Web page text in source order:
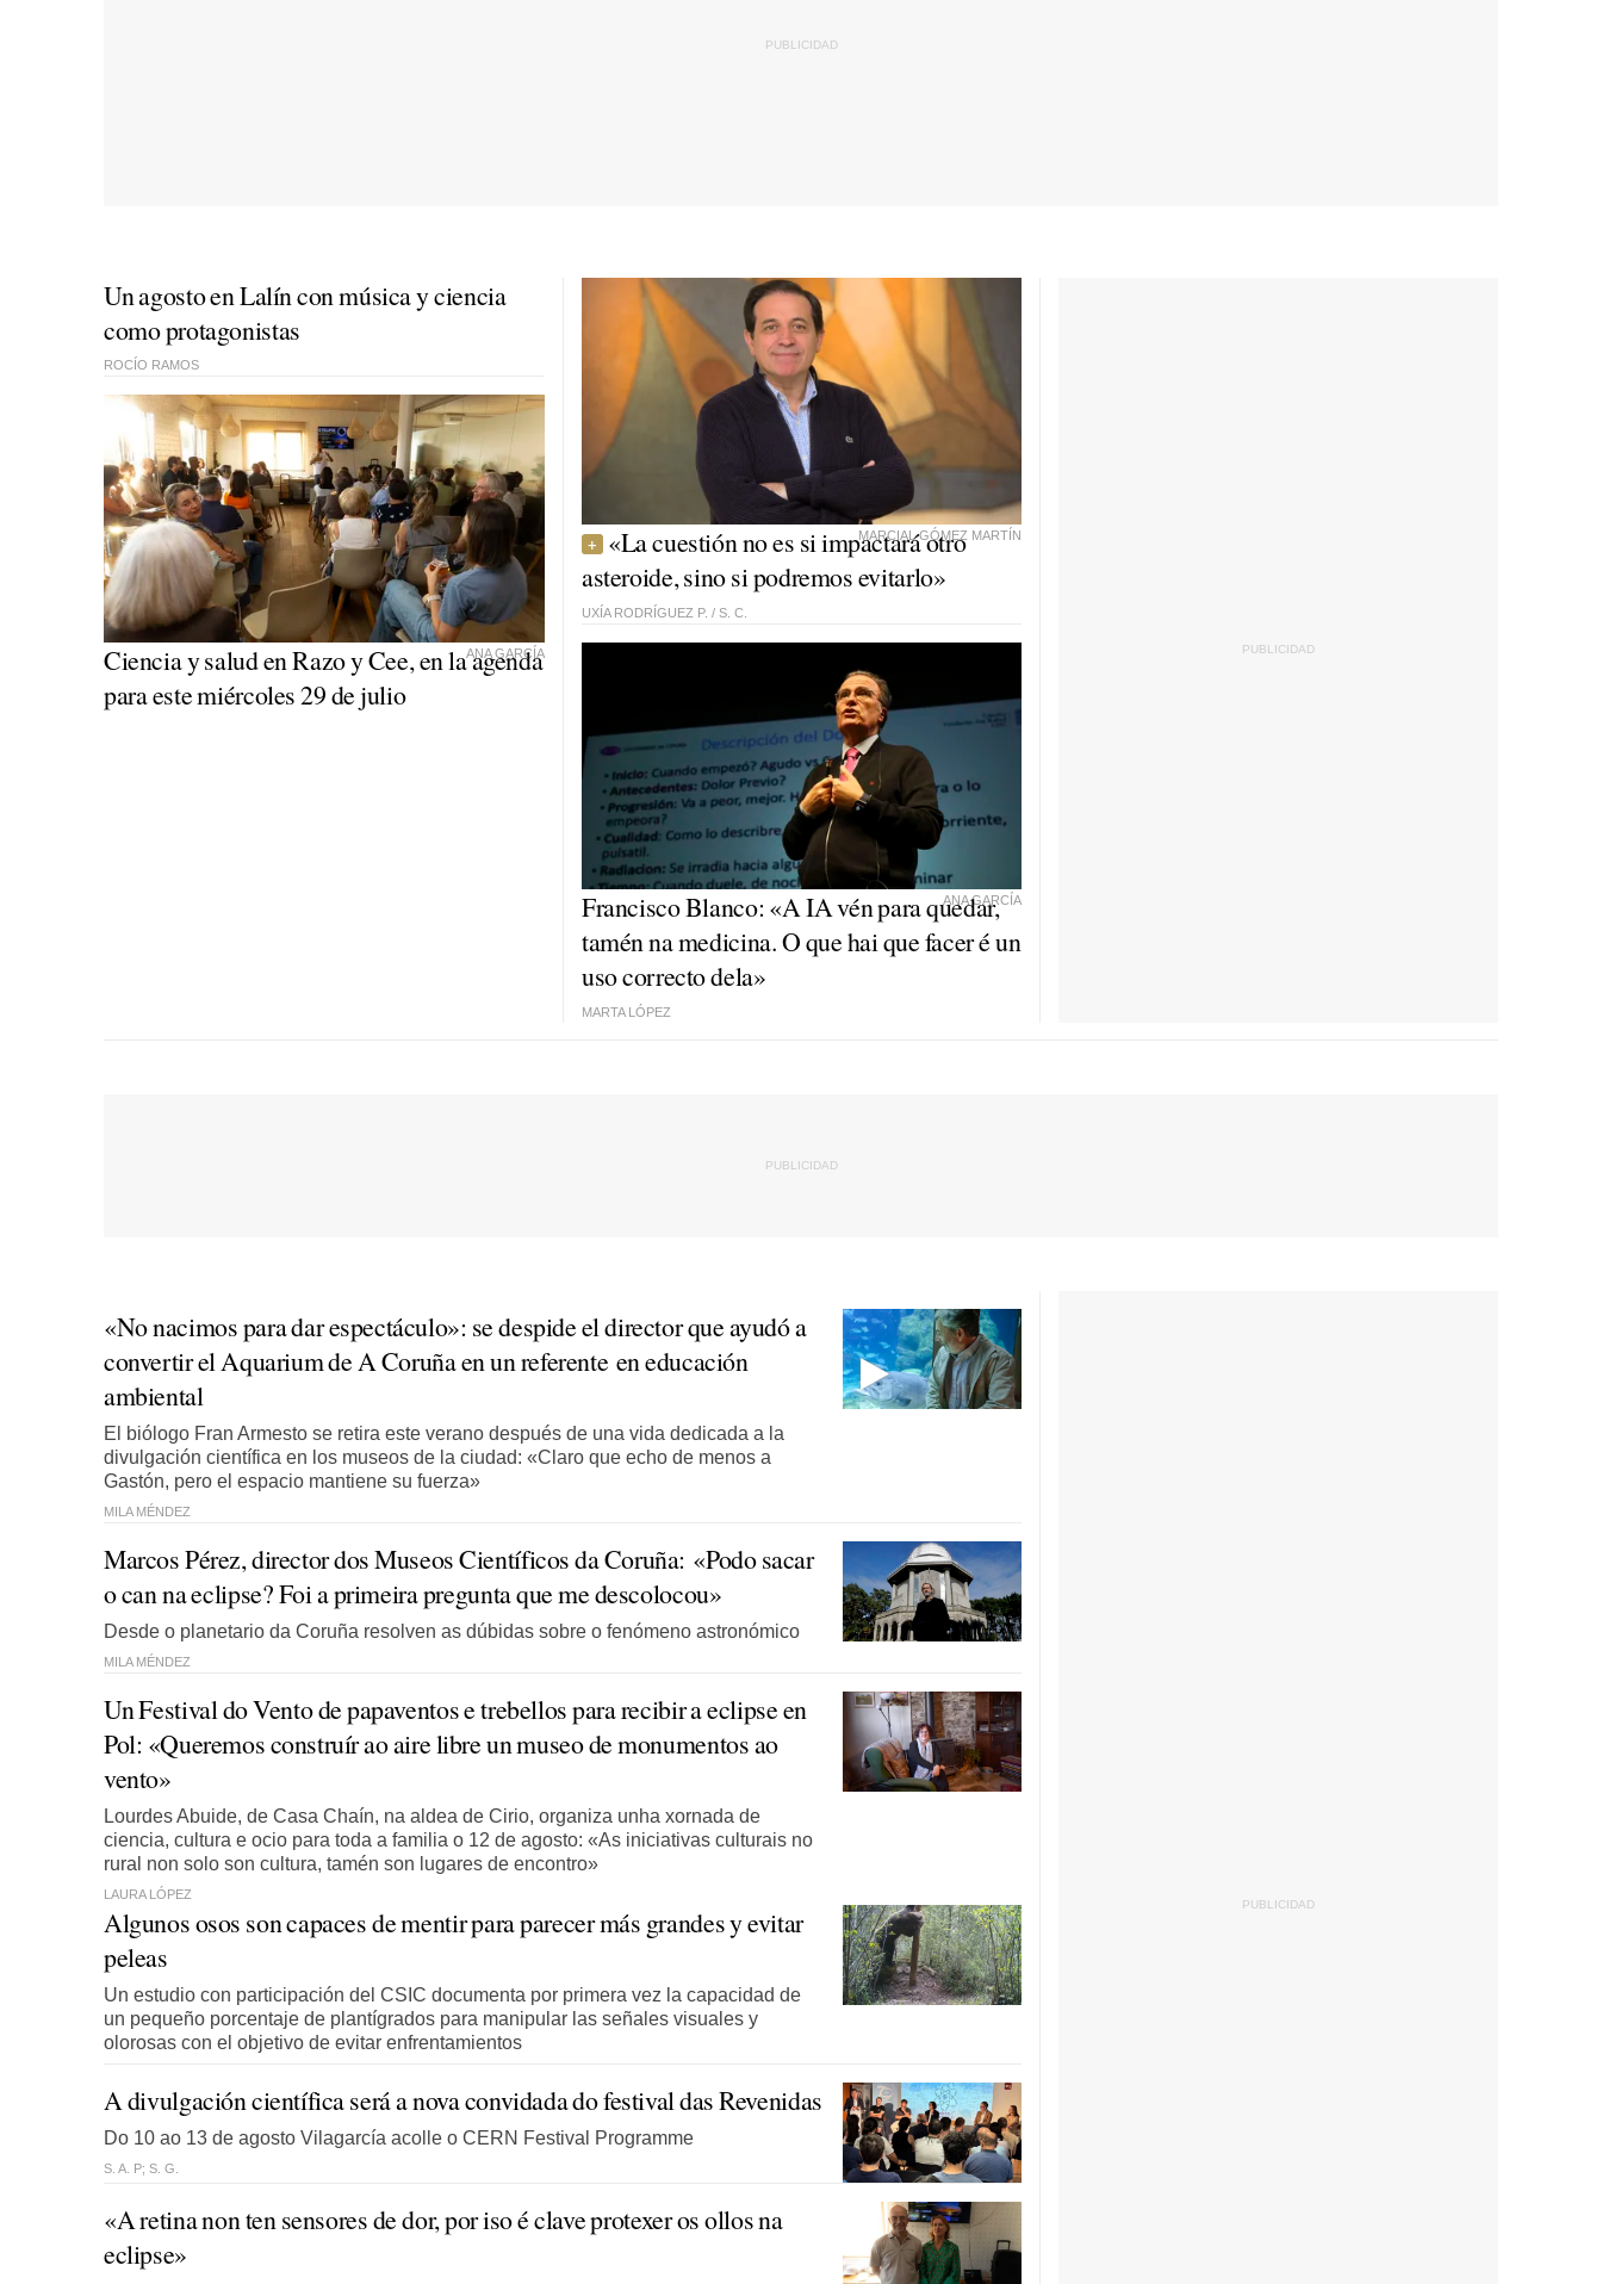
Un agosto en Lalín con música y ciencia
como protagonistas
ROCÍO RAMOS
ANA GARCÍA
Ciencia y salud en Razo y Cee, en la agenda
para este miércoles 29 de julio
MARCIAL GÓMEZ MARTÍN
«La cuestión no es si impactará otro
asteroide, sino si podremos evitarlo»
UXÍA RODRÍGUEZ P. / S. C.
ANA GARCÍA
Francisco Blanco: «A IA vén para quedar,
tamén na medicina. O que hai que facer é un
uso correcto dela»
MARTA LÓPEZ
«No nacimos para dar espectáculo»: se despide el director que ayudó a
convertir el Aquarium de A Coruña en un referente en educación
ambiental
El biólogo Fran Armesto se retira este verano después de una vida dedicada a la
divulgación científica en los museos de la ciudad: «Claro que echo de menos a
Gastón, pero el espacio mantiene su fuerza»
MILA MÉNDEZ
Marcos Pérez, director dos Museos Científicos da Coruña: «Podo sacar
o can na eclipse? Foi a primeira pregunta que me descolocou»
Desde o planetario da Coruña resolven as dúbidas sobre o fenómeno astronómico
MILA MÉNDEZ
Un Festival do Vento de papaventos e trebellos para recibir a eclipse en
Pol: «Queremos construír ao aire libre un museo de monumentos ao
vento»
Lourdes Abuide, de Casa Chaín, na aldea de Cirio, organiza unha xornada de
ciencia, cultura e ocio para toda a familia o 12 de agosto: «As iniciativas culturais no
rural non solo son cultura, tamén son lugares de encontro»
LAURA LÓPEZ
Algunos osos son capaces de mentir para parecer más grandes y evitar
peleas
Un estudio con participación del CSIC documenta por primera vez la capacidad de
un pequeño porcentaje de plantígrados para manipular las señales visuales y
olorosas con el objetivo de evitar enfrentamientos
A divulgación científica será a nova convidada do festival das Revenidas
Do 10 ao 13 de agosto Vilagarcía acolle o CERN Festival Programme
S. A. P; S. G.
«A retina non ten sensores de dor, por iso é clave protexer os ollos na
eclipse»